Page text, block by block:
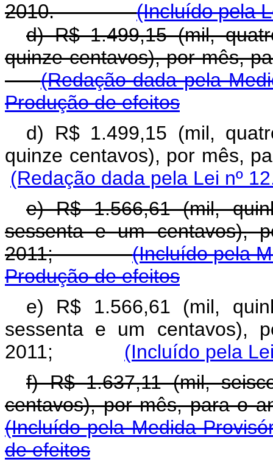
2010.(Incluído pela
d) R$ 1.499,15 (mil,
quinze centavos), por
(Redação dada pela
Produção de efeitos
d) R$ 1.499,15 (mil,
quinze centavos), por
(Redação dada pela Lei nº
e) R$ 1.566,61 (mil,
sessenta e um centavos),
2011;(Incluído pela
Produção de efeitos
e) R$ 1.566,61 (mil,
sessenta e um centavos),
2011; (Incluído pela
f) R$ 1.637,11 (mil,
centavos), por mês,
(Incluído pela Medida
de efeitos